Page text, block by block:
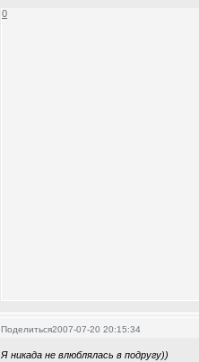
0
Поделиться2007-07-20 20:15:34
Я никада не влюблялась в подругу))